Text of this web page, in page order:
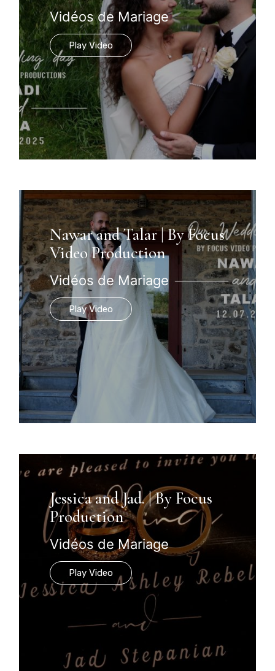
Vidéos de Mariage
Play Video
Nawar and Talar | By Focus
Video Production
Vidéos de Mariage
Play Video
Jessica and Jad. | By Focus
Production
Vidéos de Mariage
Play Video